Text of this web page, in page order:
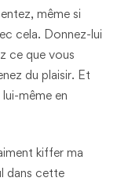
même si
cela. Donnez-lui
ce que vous
du plaisir. Et
même en
kiffer ma
dans cette